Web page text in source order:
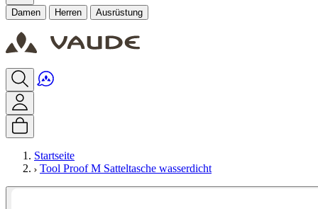
Damen Herren Ausrüstung
Startseite
Tool Proof M Satteltasche wasserdicht